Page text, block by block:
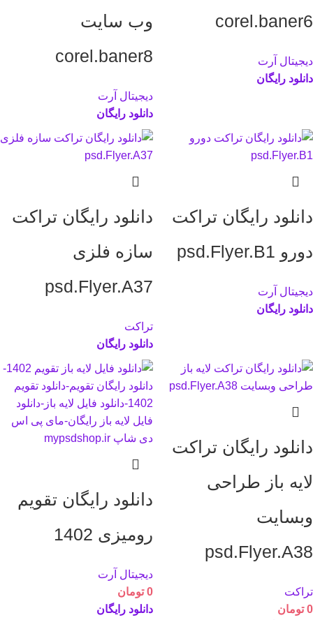
corel.baner6
دیجیتال آرت
دانلود رایگان
وب سایت
corel.baner8
دیجیتال آرت
دانلود رایگان
دانلود رایگان تراکت
دورو psd.Flyer.B1
دیجیتال آرت
دانلود رایگان
دانلود رایگان تراکت
سازه فلزی
psd.Flyer.A37
تراکت
دانلود رایگان
دانلود رایگان تراکت
لایه باز طراحی
وبسایت
psd.Flyer.A38
تراکت
0 تومان
دانلود رایگان تقویم
رومیزی 1402
دیجیتال آرت
0 تومان
دانلود رایگان